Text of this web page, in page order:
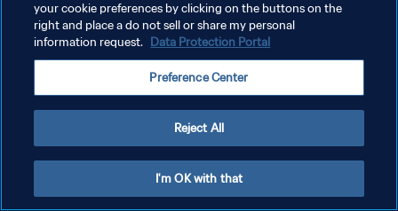
POLÍTICA DE PRIVACIDADE
TERMOS DE SERVIÇO
ADMINISTRAR AS PREFERÊNCIAS DE COOKIES
your cookie preferences by clicking on the buttons on the
right and place a do not sell or share my personal
information request. Data Protection Portal
Preference Center
Reject All
I'm OK with that